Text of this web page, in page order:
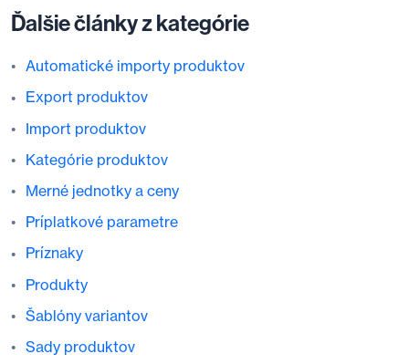
Ďalšie články z kategórie
Automatické importy produktov
Export produktov
Import produktov
Kategórie produktov
Merné jednotky a ceny
Príplatkové parametre
Príznaky
Produkty
Šablóny variantov
Sady produktov